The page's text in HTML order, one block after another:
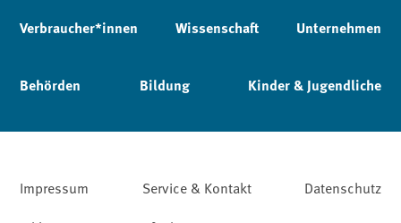
Verbraucher*innen Wissenschaft Unternehmen
Behörden Bildung Kinder & Jugendliche
Impressum Service & Kontakt
Datenschutz